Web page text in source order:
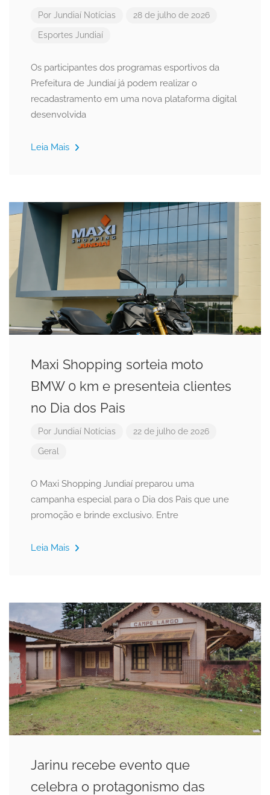
Por Jundiaí Notícias 28 de julho de 2026
Esportes Jundiaí
Os participantes dos programas esportivos da
Prefeitura de Jundiaí já podem realizar o
recadastramento em uma nova plataforma digital
desenvolvida
Leia Mais
Maxi Shopping sorteia moto
BMW 0 km e presenteia clientes
no Dia dos Pais
Por Jundiaí Notícias 22 de julho de 2026
Geral
O Maxi Shopping Jundiaí preparou uma
campanha especial para o Dia dos Pais que une
promoção e brinde exclusivo. Entre
Leia Mais
Jarinu recebe evento que
celebra o protagonismo das